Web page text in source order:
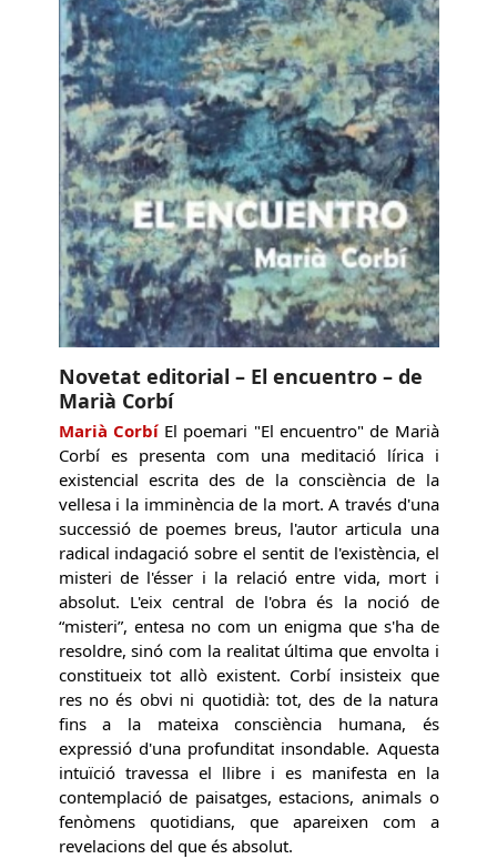
Novetat editorial – El encuentro – de
Marià Corbí
Marià CorbíEl poemari "El encuentro" de Marià
Corbí es presenta com una meditació lírica i
existencial escrita des de la consciència de la
vellesa i la imminència de la mort. A través d'una
successió de poemes breus, l'autor articula una
radical indagació sobre el sentit de l'existència, el
misteri de l'ésser i la relació entre vida, mort i
absolut. L'eix central de l'obra és la noció de
“misteri”, entesa no com un enigma que s'ha de
resoldre, sinó com la realitat última que envolta i
constitueix tot allò existent. Corbí insisteix que
res no és obvi ni quotidià: tot, des de la natura
fins a la mateixa consciència humana, és
expressió d'una profunditat insondable. Aquesta
intuïció travessa el llibre i es manifesta en la
contemplació de paisatges, estacions, animals o
fenòmens quotidians, que apareixen com a
revelacions del que és absolut.